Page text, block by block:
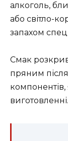
алкоголь,
або світло-
запахом
Смак
пряним
виготовленні.